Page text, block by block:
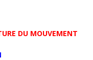
DU MOUVEMENT